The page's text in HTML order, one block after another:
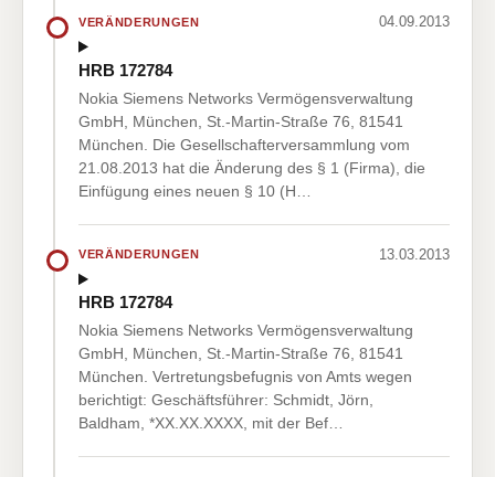
VERÄNDERUNGEN 04.09.2013
HRB 172784
Nokia Siemens Networks Vermögensverwaltung
GmbH, München, St.-Martin-Straße 76, 81541
München. Die Gesellschafterversammlung vom
21.08.2013 hat die Änderung des § 1 (Firma), die
Einfügung eines neuen § 10 (H…
VERÄNDERUNGEN 13.03.2013
HRB 172784
Nokia Siemens Networks Vermögensverwaltung
GmbH, München, St.-Martin-Straße 76, 81541
München. Vertretungsbefugnis von Amts wegen
berichtigt: Geschäftsführer: Schmidt, Jörn,
Baldham, *XX.XX.XXXX, mit der Bef…